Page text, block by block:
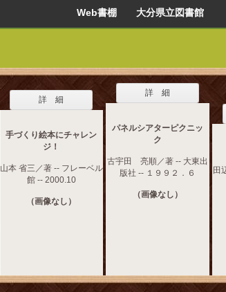
Web書棚 大分県立図書館
詳 細
手づくり絵本にチャレン
ジ！
山本 省三／著 -- フレーベル
館 -- 2000.10
（画像なし）
詳 細
パネルシアターピクニッ
ク
古宇田 亮順／著 -- 大東出
版社 -- １９９２．６
（画像なし）
田